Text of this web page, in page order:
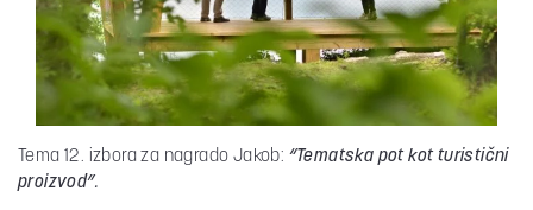
Tema 12. izbora za nagrado Jakob: “Tematska pot kot turistični
proizvod”.